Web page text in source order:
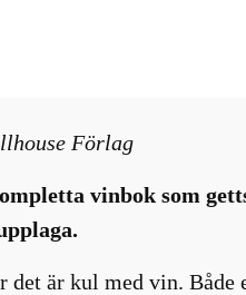
Förlag
vinbok som
är kul med vin. Både